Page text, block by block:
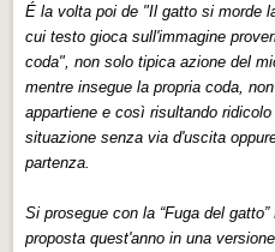
É la volta poi de "Il gatto si morde
cui testo gioca sull'immagine
coda", non solo tipica azione del
mentre insegue la propria coda,
appartiene e così risultando
situazione senza via d'uscita
partenza.
Si prosegue con la “Fuga del
proposta quest'anno in una